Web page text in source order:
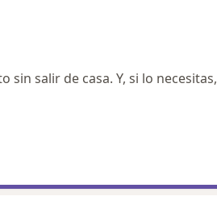
salir de casa. Y, si lo necesitas,